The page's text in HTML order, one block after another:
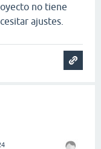
no tiene
ajustes.